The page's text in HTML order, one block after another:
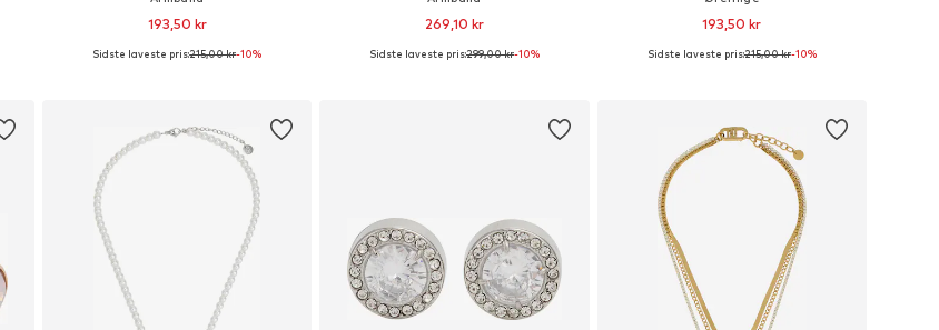
193,50 kr
Tilgængelige størrelser: One Size
Sidste laveste pris:215,00 kr-10%
269,10 kr
Tilgængelige størrelser: One Size
Sidste laveste pris:299,00 kr-10%
193,50 kr
Tilgængelige størrelser: One Size
Sidste laveste pris:215,00 kr-10%